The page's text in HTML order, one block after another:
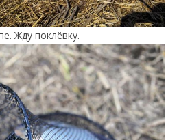
Жду поклёвку.